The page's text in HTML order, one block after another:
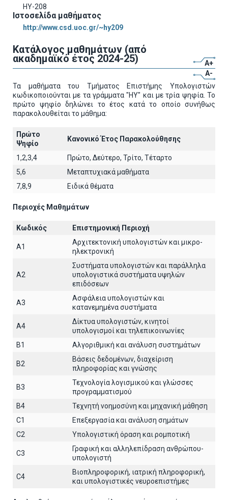
HY-208
Ιστοσελίδα μαθήματος
http://www.csd.uoc.gr/~hy209
Κατάλογος μαθημάτων (από
ακαδημαϊκό έτος 2024-25)
A+
A-
Τα μαθήματα του Τμήματος Επιστήμης Υπολογιστών
κωδικοποιούνται με τα γράμματα "ΗΥ" και με τρία ψηφία. Το
πρώτο ψηφίο δηλώνει το έτος κατά το οποίο συνήθως
παρακολουθείται το μάθημα:
Πρώτο
Ψηφίο
Κανονικό Έτος Παρακολούθησης
1,2,3,4
Πρώτο, Δεύτερο, Τρίτο, Τέταρτο
5,6
Μεταπτυχιακά μαθήματα
7,8,9
Ειδικά θέματα
Περιοχές Μαθημάτων
Κωδικός Επιστημονική Περιοχή
A1
Αρχιτεκτoνική υπολογιστών και μικρο-
ηλεκτρονική
A2
Συστήματα υπολογιστών και παράλληλα
υπολογιστικά συστήματα υψηλών
επιδόσεων
A3
Ασφάλεια υπολογιστών και
κατανεμημένα συστήματα
A4
Δίκτυα υπολογιστών, κινητοί
υπολογισμοί και τηλεπικοινωνίες
B1
Αλγοριθμική και ανάλυση συστημάτων
B2
Βάσεις δεδομένων, διαχείριση
πληροφορίας και γνώσης
B3
Τεχνολογία λογισμικού και γλώσσες
προγραμματισμού
B4
Τεχνητή νοημοσύνη και μηχανική μάθηση
C1
Επεξεργασία και ανάλυση σημάτων
C2
Υπολογιστική όραση και ρομποτική
C3
Γραφική και αλληλεπίδραση ανθρώπου-
υπολογιστή
C4
Βιοπληροφορική, ιατρική πληροφορική,
και υπολογιστικές νευροεπιστήμες